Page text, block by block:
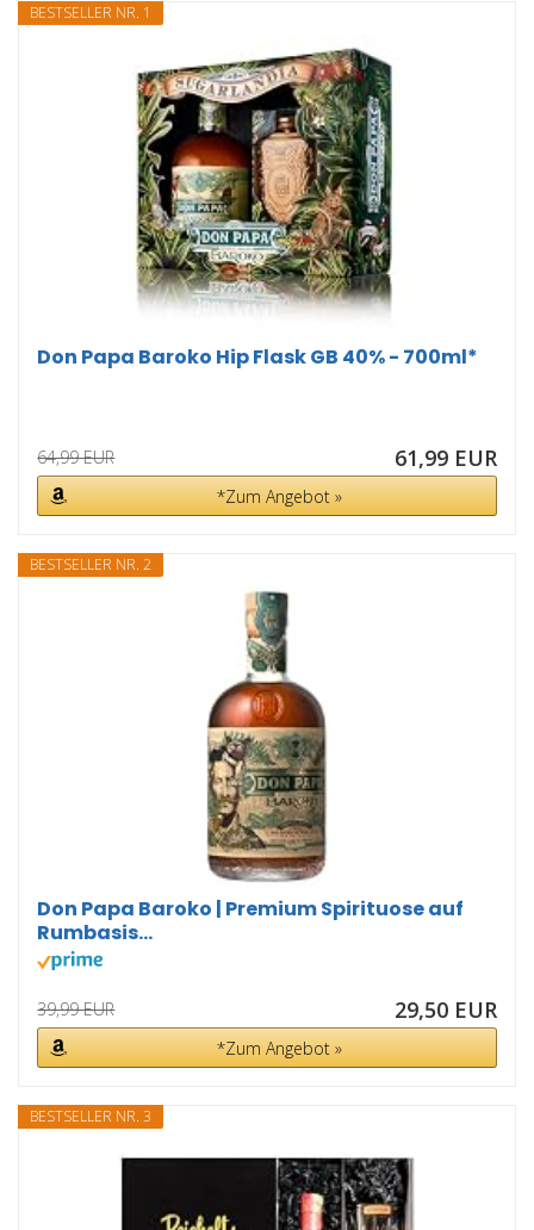
BESTSELLER NR. 1
Don Papa Baroko Hip Flask GB 40% - 700ml*
64,99 EUR 61,99 EUR
*Zum Angebot »
BESTSELLER NR. 2
Don Papa Baroko | Premium Spirituose auf
Rumbasis...
39,99 EUR 29,50 EUR
*Zum Angebot »
BESTSELLER NR. 3